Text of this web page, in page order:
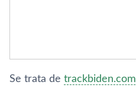
Se trata de trackbiden.com